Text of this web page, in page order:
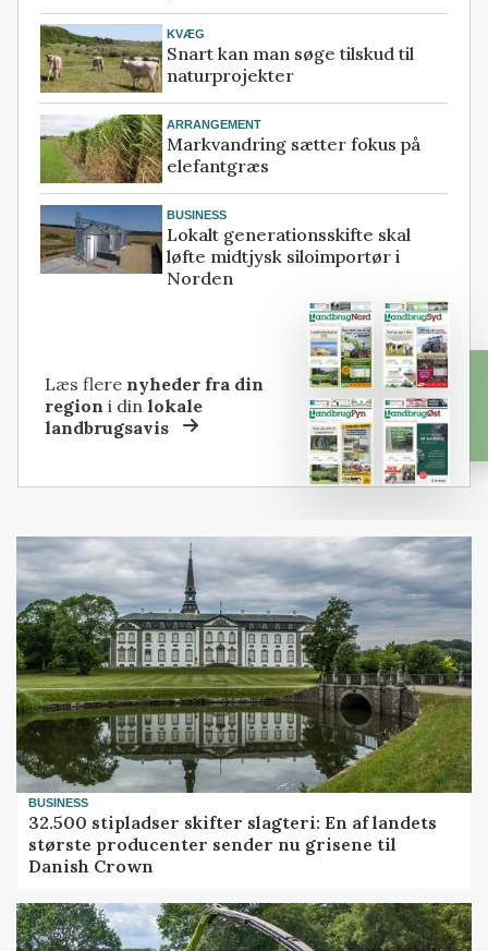
KVÆG
Snart kan man søge tilskud til
naturprojekter
ARRANGEMENT
Markvandring sætter fokus på
elefantgræs
BUSINESS
Lokalt generationsskifte skal
løfte midtjysk siloimportør i
Norden
Læs flere nyheder fra din
region i dinlokale
landbrugsavis
BUSINESS
32.500 stipladser skifter slagteri: En af landets
største producenter sender nu grisene til
Danish Crown